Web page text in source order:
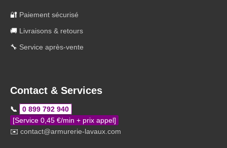
🔐 Paiement sécurisé
🚚 Livraisons & retours
🔧 Service après-vente
Contact & Services
📞
0 899 792 940
[Service 0,45 €/min + prix appel]
✉️ contact@armurerie-lavaux.com